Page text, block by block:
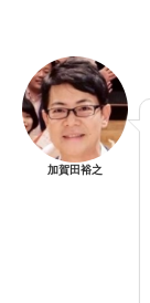
加賀田裕之